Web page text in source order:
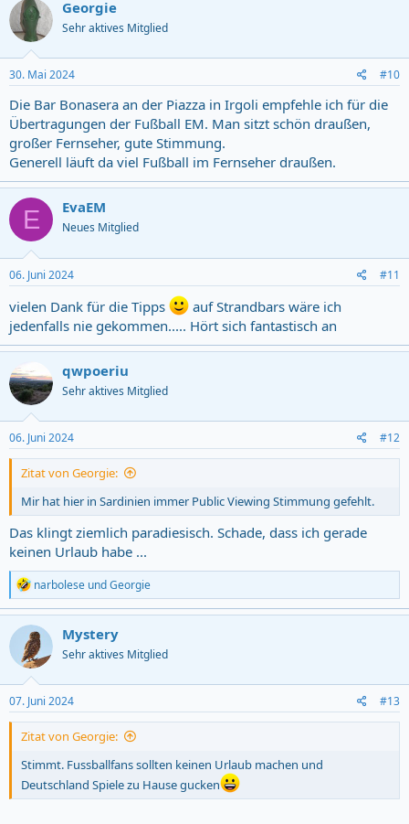
t
o
n
s
:
Georgie
Sehr aktives Mitglied
30. Mai 2024 #10
Die Bar Bonasera an der Piazza in Irgoli empfehle ich für die
Übertragungen der Fußball EM. Man sitzt schön draußen,
großer Fernseher, gute Stimmung.
Generell läuft da viel Fußball im Fernseher draußen.
E EvaEM
Neues Mitglied
06. Juni 2024 #11
vielen Dank für die Tipps
auf Strandbars wäre ich
jedenfalls nie gekommen..... Hört sich fantastisch an
qwpoeriu
Sehr aktives Mitglied
06. Juni 2024 #12
Zitat von Georgie:
Mir hat hier in Sardinien immer Public Viewing Stimmung gefehlt.
Das klingt ziemlich paradiesisch. Schade, dass ich gerade
keinen Urlaub habe ...
R
e
a
c
t
i
o
n
s
:
narbolese undGeorgie
Mystery
Sehr aktives Mitglied
07. Juni 2024 #13
Zitat von Georgie:
Stimmt. Fussballfans sollten keinen Urlaub machen und
Deutschland Spiele zu Hause gucken